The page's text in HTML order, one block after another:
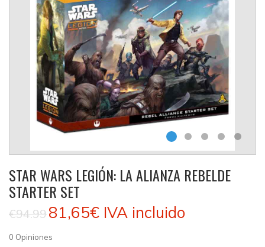
STAR WARS LEGIÓN: LA ALIANZA REBELDE
STARTER SET
€94.9981,65€ IVA incluido
0 Opiniones